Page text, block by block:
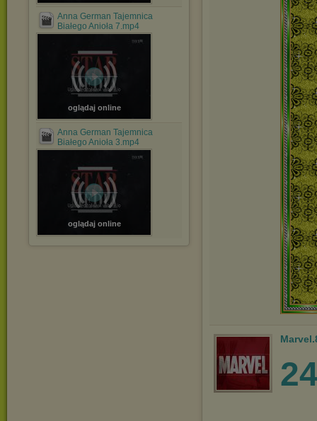
Anna German Tajemnica
Białego Anioła 7.mp4
oglądaj online
Anna German Tajemnica
Białego Anioła 3.mp4
oglądaj online